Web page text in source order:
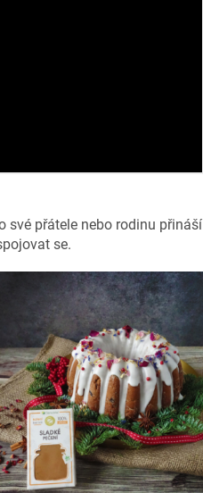
své přátele nebo rodinu přináší
se.